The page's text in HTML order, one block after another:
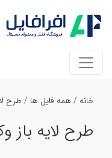
خانه / همه فایل ها / طرح
طرح لایه باز